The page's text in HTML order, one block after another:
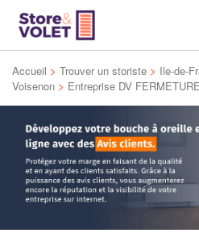
Accueil > Trouver un storiste > Ile-de-
Voisenon > Entreprise DV